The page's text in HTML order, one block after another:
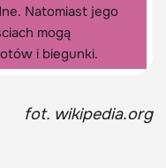
Natomiast jego
mogą
i biegunki.
fot. wikipedia.org